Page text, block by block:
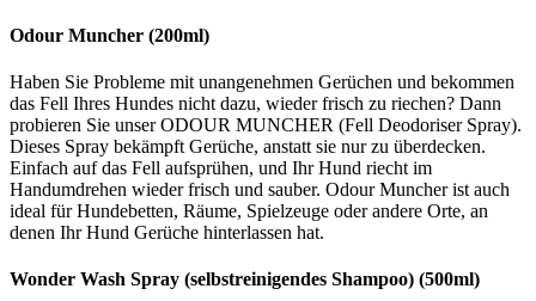
Odour Muncher (200ml)
Haben Sie Probleme mit unangenehmen Gerüchen und bekommen
das Fell Ihres Hundes nicht dazu, wieder frisch zu riechen? Dann
probieren Sie unser ODOUR MUNCHER (Fell Deodoriser Spray).
Dieses Spray bekämpft Gerüche, anstatt sie nur zu überdecken.
Einfach auf das Fell aufsprühen, und Ihr Hund riecht im
Handumdrehen wieder frisch und sauber. Odour Muncher ist auch
ideal für Hundebetten, Räume, Spielzeuge oder andere Orte, an
denen Ihr Hund Gerüche hinterlassen hat.
Wonder Wash Spray (selbstreinigendes Shampoo) (500ml)